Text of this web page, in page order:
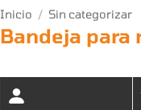
Inicio / Sin categorizar
Bandeja para